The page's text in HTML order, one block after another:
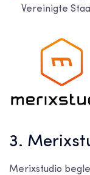
Vereinigte
3.
Merixstudio